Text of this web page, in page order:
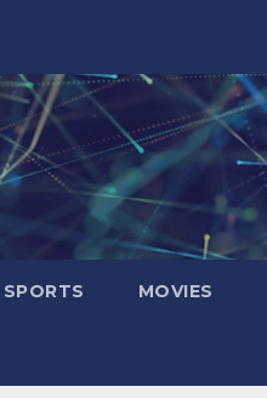
SPORTS MOVIES